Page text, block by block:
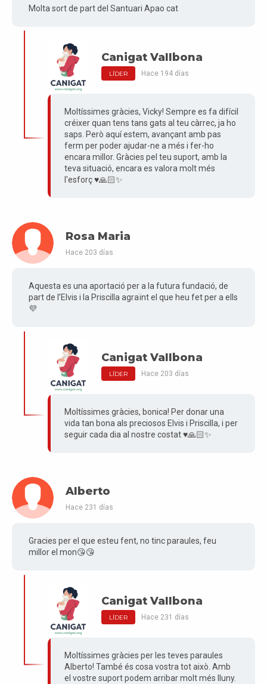
Molta sort de part del Santuari Apao cat
Canigat Vallbona
LÍDER Hace 194 días
Moltíssimes gràcies, Vicky! Sempre es fa difícil
créixer quan tens tans gats al teu càrrec, ja ho
saps. Però aquí estem, avançant amb pas
ferm per poder ajudar-ne a més i fer-ho
encara millor. Gràcies pel teu suport, amb la
teva situació, encara es valora molt més
l'esforç ♥️🙏🏻✨
Rosa Maria
Hace 203 días
Aquesta es una aportació per a la futura fundació, de
part de l’Elvis i la Priscilla agraïnt el que heu fet per a ells
💜
Canigat Vallbona
LÍDER Hace 203 días
Moltíssimes gràcies, bonica! Per donar una
vida tan bona als preciosos Elvis i Priscilla, i per
seguir cada dia al nostre costat ♥️🙏🏻✨
Alberto
Hace 231 días
Gracies per el que esteu fent, no tinc paraules, feu
millor el mon😘😘
Canigat Vallbona
LÍDER Hace 231 días
Moltíssimes gràcies per les teves paraules
Alberto! També és cosa vostra tot això. Amb
el vostre suport podem arribar molt més lluny.